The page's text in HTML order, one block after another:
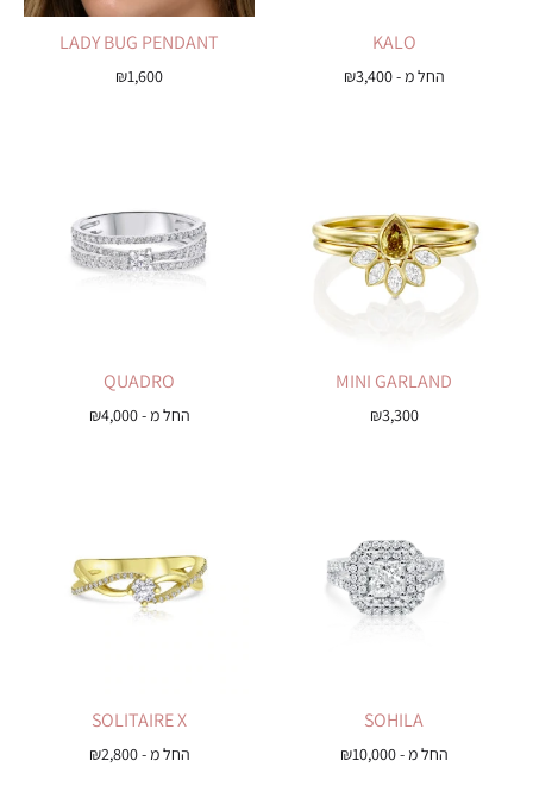
KALO
החל מ - ₪3,400
LADY BUG PENDANT
₪1,600
MINI GARLAND
₪3,300
QUADRO
החל מ - ₪4,000
SOHILA
החל מ - ₪10,000
SOLITAIRE X
החל מ - ₪2,800